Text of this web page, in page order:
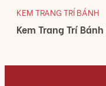
KEM TRANG TRÍ BÁNH
Kem Trang Trí